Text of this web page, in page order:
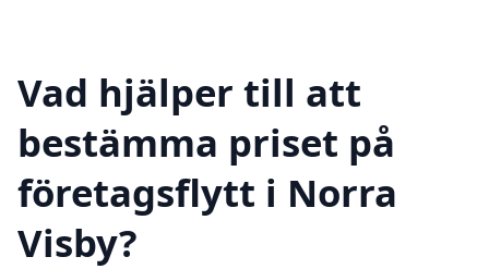
Vad hjälper till att
bestämma priset på
företagsflytt i Norra
Visby?